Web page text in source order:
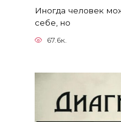
Иногда человек
себе, но
67.6к.